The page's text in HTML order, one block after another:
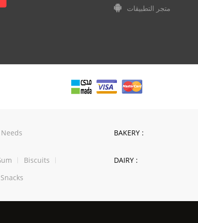
متجر التطبيقات
BAKERY :
Biscuits
Snacks
DAIRY :